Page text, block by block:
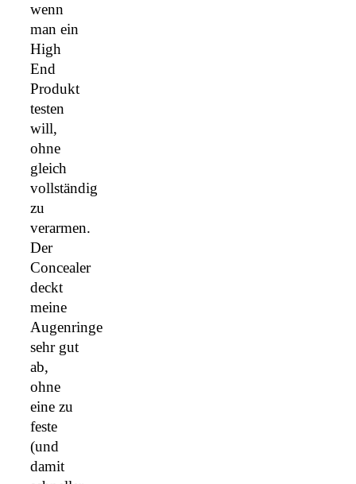
wenn
man ein
High
End
Produkt
testen
will,
ohne
gleich
vollständig
zu
verarmen.
Der
Concealer
deckt
meine
Augenringe
sehr gut
ab,
ohne
eine zu
feste
(und
damit